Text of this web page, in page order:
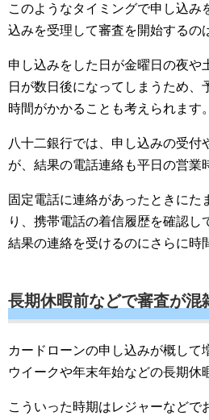
このようなタイミングで申し込み
込みを受理して審査を開始するの
申し込みをした日が金曜日の夜や
日が数日後になってしまうため、
時間がかかることも考えられます。
八十二銀行では、申し込みの受付
が、結果の電話連絡も平日の営業
固定電話に連絡があったときにた
り、携帯電話の着信履歴を確認し
結果の連絡を受けるのにさらに時
長期休暇前などで審査が混
カードローンの申し込みが概して
ウイークや年末年始などの長期休
こういった時期はレジャーなどで